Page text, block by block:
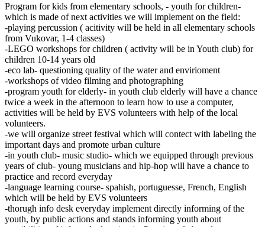
Program for kids from elementary schools, - youth for children-
which is made of next activities we will implement on the field:
-playing percussion ( acitivity will be held in all elementary schools
from Vukovar, 1-4 classes)
-LEGO workshops for children ( activity will be in Youth club) for
children 10-14 years old
-eco lab- questioning quality of the water and envirioment
-workshops of video filming and photographing
-program youth for elderly- in youth club elderly will have a chance
twice a week in the afternoon to learn how to use a computer,
activities will be held by EVS volunteers with help of the local
volunteers.
-we will organize street festival which will contect with labeling the
important days and promote urban culture
-in youth club- music studio- which we equipped through previous
years of club- young musicians and hip-hop will have a chance to
practice and record everyday
-language learning course- spahish, portuguesse, French, English
which will be held by EVS volunteers
-thorugh info desk everyday implement directly informing of the
youth, by public actions and stands informing youth about